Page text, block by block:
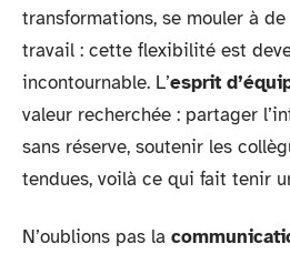
transformations, se mouler à
travail : cette flexibilité est
incontournable. L’esprit
valeur recherchée : partager
sans réserve, soutenir les
tendues, voilà ce qui fait tenir
N’oublions pas la